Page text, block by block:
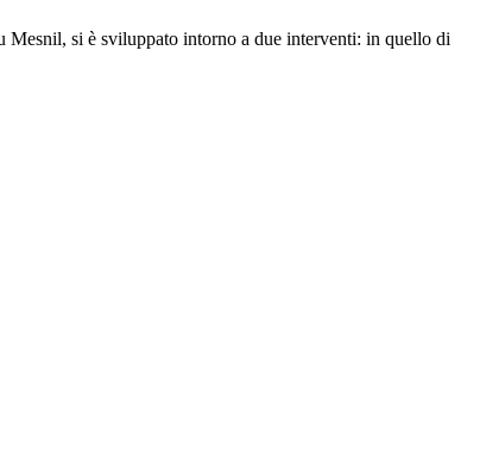
si è sviluppato intorno a due interventi: in quello di